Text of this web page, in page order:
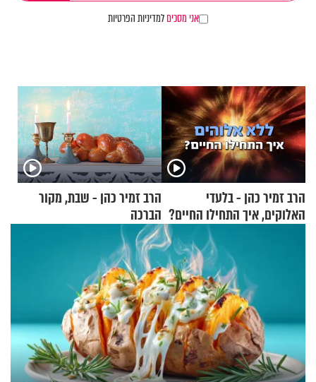
אני מסכיםלמדיניות הפרטיות
הרב זמיר כהן - בלעדי
האלוקים, איך התחילו החיים?
הרב זמיר כהן - שבת, מקור
הברכה